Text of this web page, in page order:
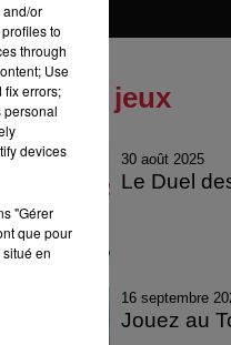
les jeux
30 août 2025
Le Duel
16 septembre
Jouez au
and/or
to
through
Use
fix errors;
personal
devices
"Gérer
que pour
en